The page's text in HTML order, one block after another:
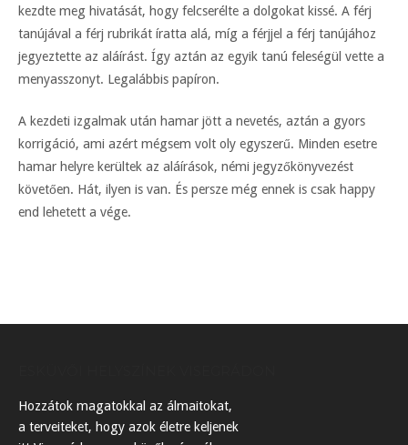
kezdte meg hivatását, hogy felcserélte a dolgokat kissé. A férj
tanújával a férj rubrikát íratta alá, míg a férjjel a férj tanújához
jegyeztette az aláírást. Így aztán az egyik tanú feleségül vette a
menyasszonyt. Legalábbis papíron.
A kezdeti izgalmak után hamar jött a nevetés, aztán a gyors
korrigáció, ami azért mégsem volt oly egyszerű. Minden esetre
hamar helyre kerültek az aláírások, némi jegyzőkönyvezést
követően. Hát, ilyen is van. És persze még ennek is csak happy
end lehetett a vége.
Hozzátok magatokkal az álmaitokat,
a terveiteket, hogy azok életre keljenek